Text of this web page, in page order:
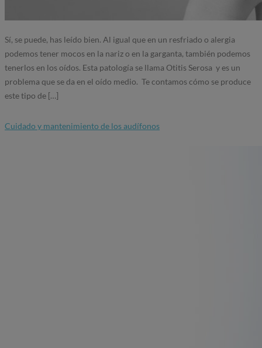
Sí, se puede, has leído bien. Al igual que en un resfriado o alergia
podemos tener mocos en la nariz o en la garganta, también podemos
tenerlos en los oídos. Esta patología se llama Otitis Serosa y es un
problema que se da en el oído medio. Te contamos cómo se produce
este tipo de […]
Cuidado y mantenimiento de los audífonos